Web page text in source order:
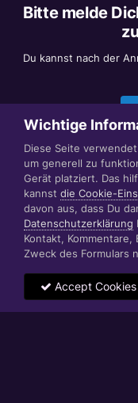
Bitte melde
Du kannst nach der
© 1999 - 2022
Wichtige
Diese Seite
um generell zu
Gerät platziert. Das
kannst die Cookie-
davon aus, dass Du
Datenschutzerklärung
Kontakt,
Zweck des Formulars
Accept Cookies